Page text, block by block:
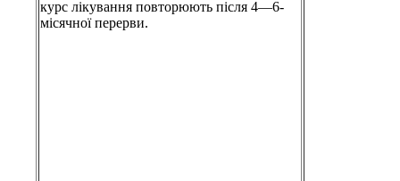
курс лікування повторюють після 4—6-
місячної перерви.